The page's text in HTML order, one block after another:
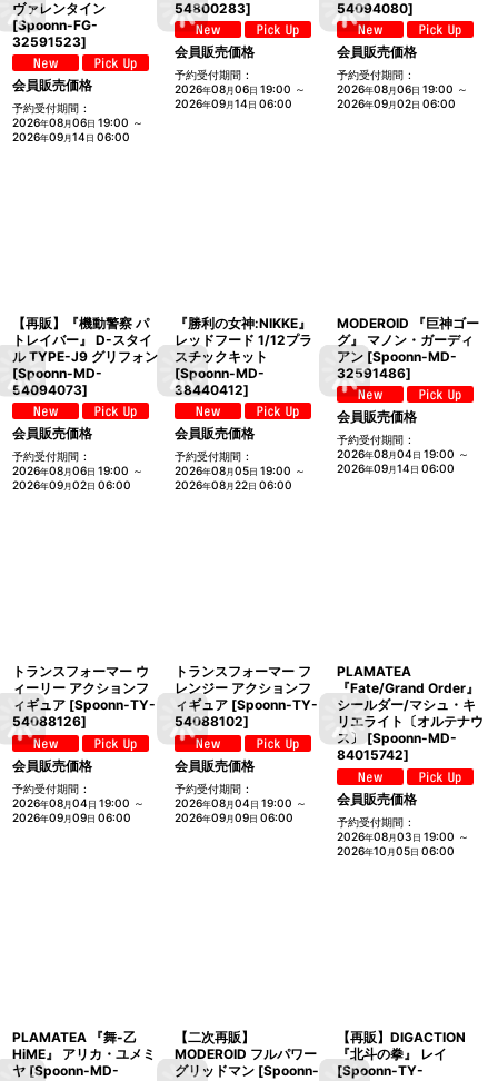
ヴァレンタイン
[Spoonn-FG-
32591523]
会員販売価格
予約受付期間 :
2026年08月06日 19:00 ～
2026年09月14 日 06:00
54800283]
会員販売価格
予約受付期間 :
2026年08月06日 19:00 ～
2026年09月14 日 06:00
54094080]
会員販売価格
予約受付期間 :
2026年08月06日 19:00 ～
2026年09月02日 06:00
【再販】『機動警察 パ
トレイバー』 D-スタイ
ル TYPE-J9 グリフォン
[Spoonn-MD-
54094073]
会員販売価格
予約受付期間 :
2026年08月06日 19:00 ～
2026年09月02日 06:00
『勝利の女神:NIKKE』
レッドフード 1/12プラ
スチックキット
[Spoonn-MD-
38440412]
会員販売価格
予約受付期間 :
2026年08月05日 19:00 ～
2026年08月22日 06:00
MODEROID 『巨神ゴー
グ』 マノン・ガーディ
アン [Spoonn-MD-
32591486]
会員販売価格
予約受付期間 :
2026年08月04 日 19:00 ～
2026年09月14 日 06:00
トランスフォーマー ウ
ィーリー アクションフ
ィギュア [Spoonn-TY-
54088126]
会員販売価格
予約受付期間 :
2026年08 月04 日 19:00 ～
2026年09 月09日 06:00
トランスフォーマー フ
レンジー アクションフ
ィギュア [Spoonn-TY-
54088102]
会員販売価格
予約受付期間 :
2026年08月04 日 19:00 ～
2026年09月09日 06:00
PLAMATEA
『Fate/Grand Order』
シールダー/マシュ・キ
リエライト〔オルテナウ
ス〕
[Spoonn-MD-
84015742]
会員販売価格
予約受付期間 :
2026年08月03 日 19:00 ～
2026年10 月05日 06:00
PLAMATEA 『舞-乙
HiME』 アリカ・ユメミ
ヤ [Spoonn-MD-
【二次再販】
MODEROID フルパワー
グリッドマン [Spoonn-
【再販】DIGACTION
『北斗の拳』 レイ
[Spoonn-TY-